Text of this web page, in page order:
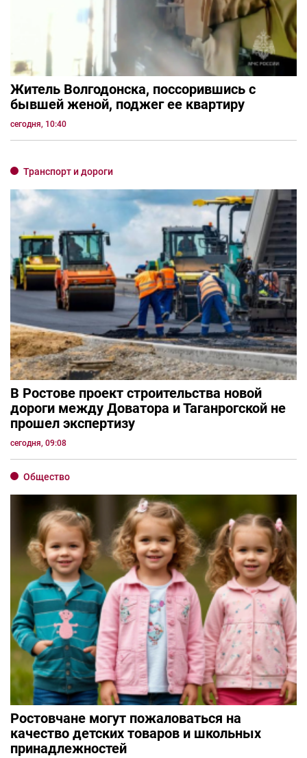
Житель Волгодонска, поссорившись с
бывшей женой, поджег ее квартиру
сегодня, 10:40
Транспорт и дороги
В Ростове проект строительства новой
дороги между Доватора и Таганрогской не
прошел экспертизу
сегодня, 09:08
Общество
Ростовчане могут пожаловаться на
качество детских товаров и школьных
принадлежностей